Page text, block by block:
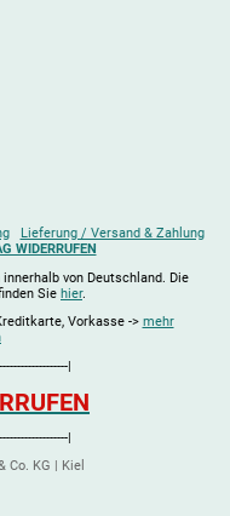
Lieferung / Versand & Zahlung
WIDERRUFEN
von Deutschland. Die
Sie hier.
Vorkasse -> mehr
|
|
Co. KG | Kiel